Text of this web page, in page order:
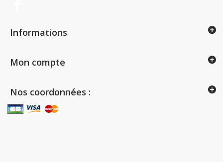
Informations
Mon compte
Nos coordonnées :